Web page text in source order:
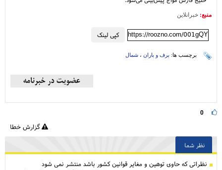
منبع: خبرانلاین
کپی لینک https://roozno.com/001gQY
برچسب ها: برف و باران ، شمال
0
گزارش خطا
نظر شما
نظراتی كه حاوی توهین و مغایر قوانین کشور باشد منتشر نمی شود